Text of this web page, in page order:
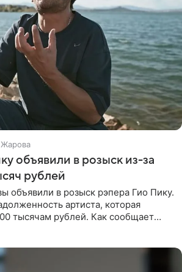
объявили в розыск из-за
рублей
объявили в розыск рэпера Гио Пику.
артиста, которая
тысячам рублей. Как сообщает